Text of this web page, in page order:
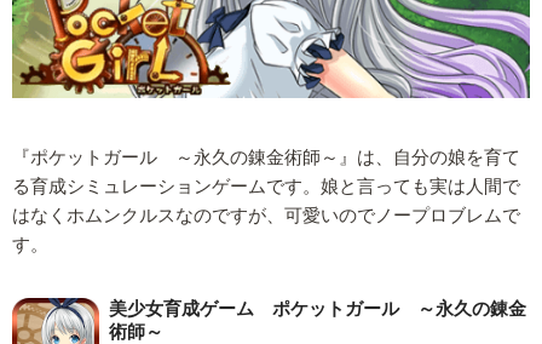
『ポケットガール ～永久の錬金術師～』は、自分の娘を育て
る育成シミュレーションゲームです。娘と言っても実は人間で
はなくホムンクルスなのですが、可愛いのでノープロブレムで
す。
美少女育成ゲーム ポケットガール ～永久の錬金
術師～